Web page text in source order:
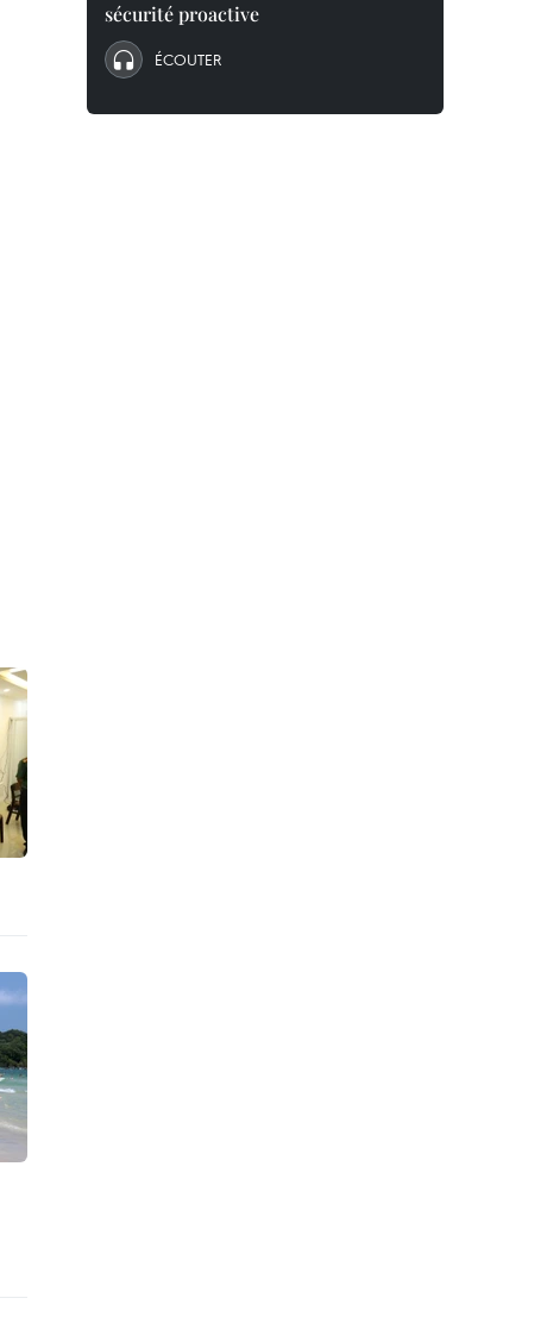
sécurité proactive
ÉCOUTER